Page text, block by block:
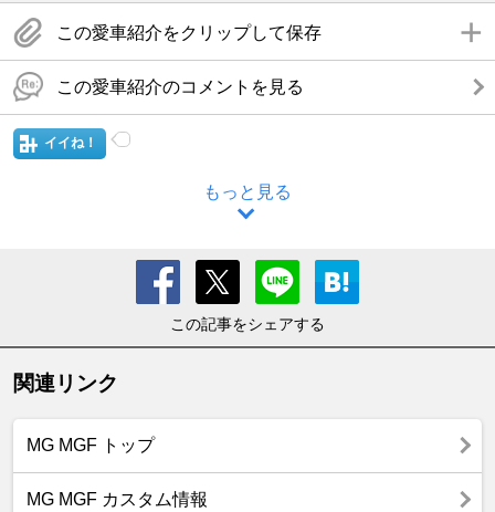
この愛車紹介をクリップして保存
この愛車紹介のコメントを見る
イイね！
もっと見る
この記事をシェアする
関連リンク
MG MGF トップ
MG MGF カスタム情報